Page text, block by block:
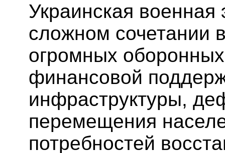
Украинская военная
сложном сочетании
огромных
финансовой
инфраструктуры,
перемещения
потребностей